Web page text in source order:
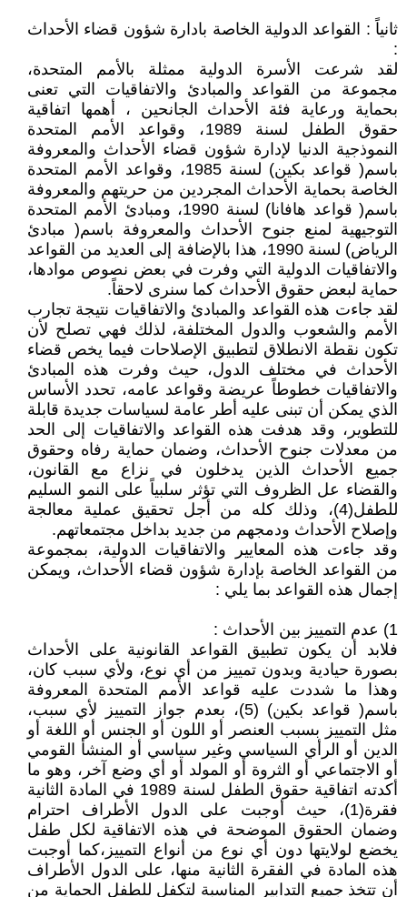
ثانياً : القواعد الدولية الخاصة بادارة شؤون قضاء الأحداث
:
لقد شرعت الأسرة الدولية ممثلة بالأمم المتحدة،
مجموعة من القواعد والمبادئ والاتفاقيات التي تعنى
بحماية ورعاية فئة الأحداث الجانحين ، أهمها اتفاقية
حقوق الطفل لسنة 1989، وقواعد الأمم المتحدة
النموذجية الدنيا لإدارة شؤون قضاء الأحداث والمعروفة
باسم( قواعد بكين) لسنة 1985، وقواعد الأمم المتحدة
الخاصة بحماية الأحداث المجردين من حريتهم والمعروفة
باسم( قواعد هافانا) لسنة 1990، ومبادئ الأمم المتحدة
التوجيهية لمنع جنوح الأحداث والمعروفة باسم( مبادئ
الرياض) لسنة 1990، هذا بالإضافة إلى العديد من القواعد
والاتفاقيات الدولية التي وفرت في بعض نصوص موادها،
حماية لبعض حقوق الأحداث كما سنرى لاحقاً.
لقد جاءت هذه القواعد والمبادئ والاتفاقيات نتيجة تجارب
الأمم والشعوب والدول المختلفة، لذلك فهي تصلح لأن
تكون نقطة الانطلاق لتطبيق الإصلاحات فيما يخص قضاء
الأحداث في مختلف الدول، حيث وفرت هذه المبادئ
والاتفاقيات خطوطاً عريضة وقواعد عامه، تحدد الأساس
الذي يمكن أن تبنى عليه أطر عامة لسياسات جديدة قابلة
للتطوير، وقد هدفت هذه القواعد والاتفاقيات إلى الحد
من معدلات جنوح الأحداث، وضمان حماية رفاه وحقوق
جميع الأحداث الذين يدخلون في نزاع مع القانون،
والقضاء عل الظروف التي تؤثر سلبياً على النمو السليم
للطفل(4)، وذلك كله من أجل تحقيق عملية معالجة
وإصلاح الأحداث ودمجهم من جديد بداخل مجتمعاتهم.
وقد جاءت هذه المعايير والاتفاقيات الدولية، بمجموعة
من القواعد الخاصة بإدارة شؤون قضاء الأحداث، ويمكن
إجمال هذه القواعد بما يلي :
1) عدم التمييز بين الأحداث :
فلابد أن يكون تطبيق القواعد القانونية على الأحداث
بصورة حيادية وبدون تمييز من أي نوع، ولأي سبب كان،
وهذا ما شددت عليه قواعد الأمم المتحدة المعروفة
باسم( قواعد بكين) (5)، بعدم جواز التمييز لأي سبب،
مثل التمييز بسبب العنصر أو اللون أو الجنس أو اللغة أو
الدين أو الرأي السياسي وغير سياسي أو المنشأ القومي
أو الاجتماعي أو الثروة أو المولد أو أي وضع آخر، وهو ما
أكدته اتفاقية حقوق الطفل لسنة 1989 في المادة الثانية
فقرة(1)، حيث أوجبت على الدول الأطراف احترام
وضمان الحقوق الموضحة في هذه الاتفاقية لكل طفل
يخضع لولايتها دون أي نوع من أنواع التمييز،كما أوجبت
هذه المادة في الفقرة الثانية منها، على الدول الأطراف
أن تتخذ جميع التدابير المناسبة لتكفل للطفل الحماية من